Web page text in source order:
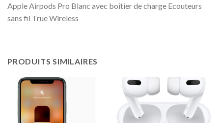
Apple Airpods Pro Blanc avec boîtier de charge Ecouteurs
sans fil True Wireless
PRODUITS SIMILAIRES